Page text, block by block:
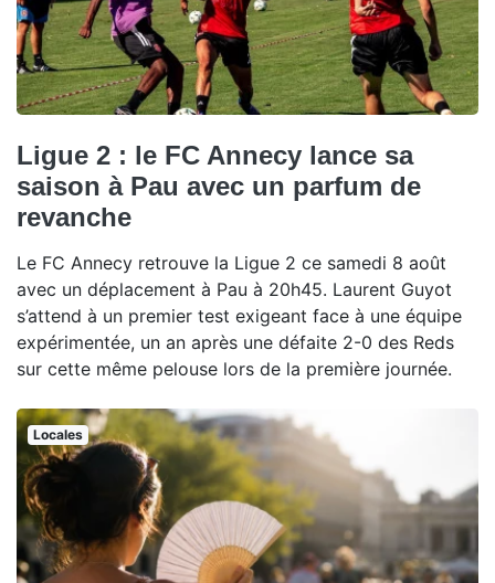
Ligue 2 : le FC Annecy lance sa
saison à Pau avec un parfum de
revanche
Le FC Annecy retrouve la Ligue 2 ce samedi 8 août
avec un déplacement à Pau à 20h45. Laurent Guyot
s’attend à un premier test exigeant face à une équipe
expérimentée, un an après une défaite 2-0 des Reds
sur cette même pelouse lors de la première journée.
Locales